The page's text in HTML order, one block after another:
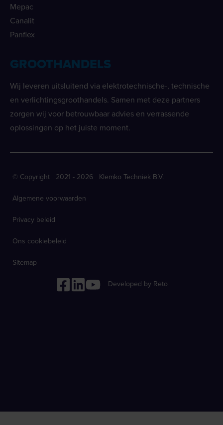
Mepac
Canalit
Panflex
GROOTHANDELS
Wij leveren uitsluitend via elektrotechnische-, technische
en verlichtingsgroothandels. Samen met deze partners
zorgen wij voor betrouwbaar advies en verrassende
oplossingen op het juiste moment.
© Copyright 2021 - 2026 Klemko Techniek B.V.
Algemene voorwaarden
Privacy beleid
Ons cookiebeleid
Sitemap
Developed by Reto